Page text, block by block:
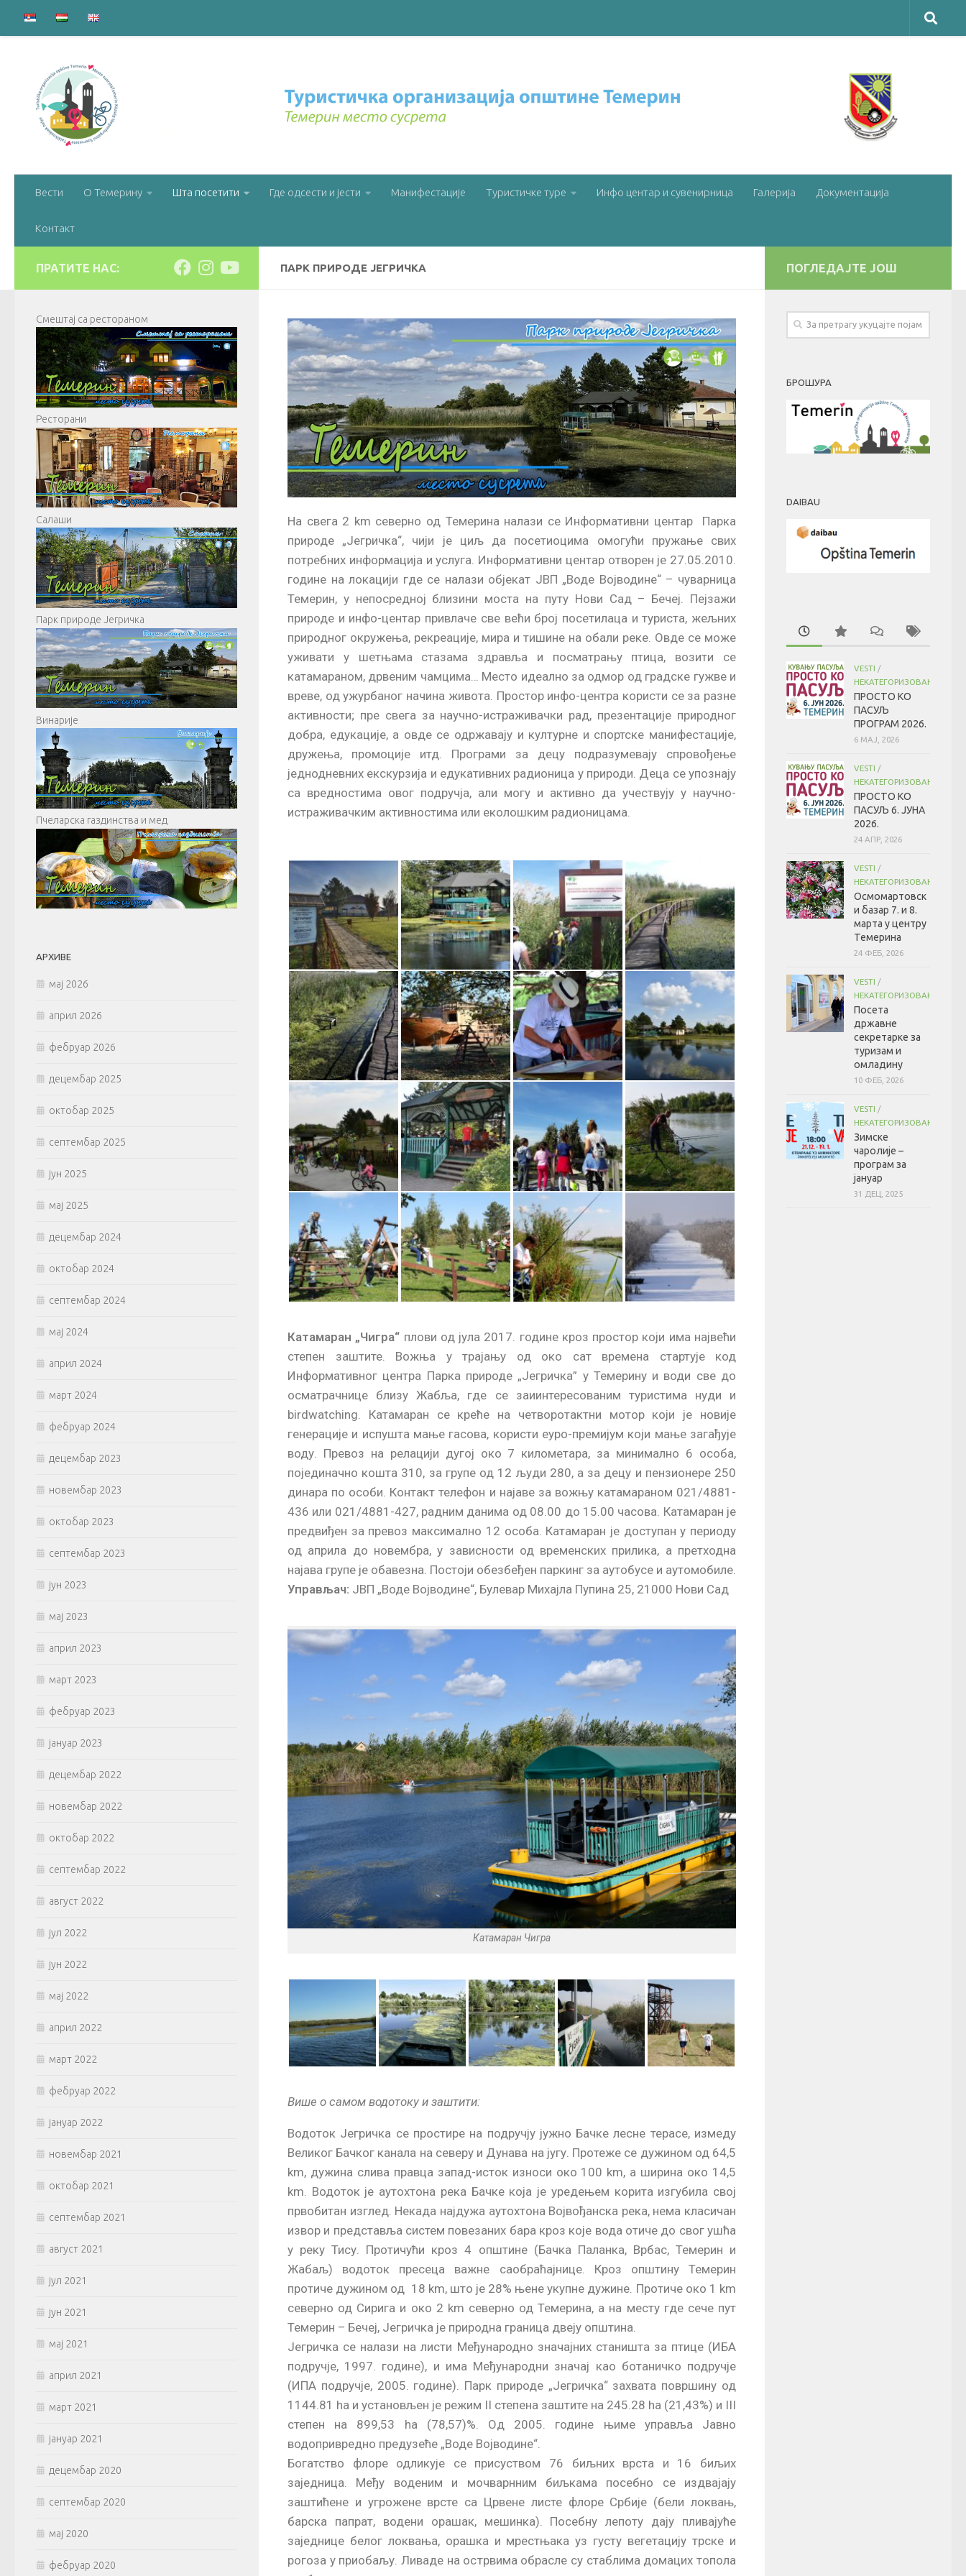
Вести О Темерину Шта посетити Где одсести и јести Манифестације Туристичке туре Инфо центар и сувенирница Галерија Документација
Контакт
ПАРК ПРИРОДЕ ЈЕГРИЧКА
На свега 2 km северно од Темерина налази се Информативни центар Парка
природе „Јегричка“, чији је циљ да посетиоцима омогући пружање свих
потребних информација и услуга. Информативни центар отворен је 27.05.2010.
године на локацији где се налази објекат ЈВП „Воде Војводине“ – чуварница
Темерин, у непосредној близини моста на путу Нови Сад – Бечеј. Пејзажи
природе и инфо-центар привлаче све већи број посетилаца и туриста, жељних
природног окружења, рекреације, мира и тишине на обали реке. Овде се може
уживати у шетњама стазама здравља и посматрању птица, возити се
катамараном, дрвеним чамцима… Место идеално за одмор од градске гужве и
вреве, од ужурбаног начина живота. Простор инфо-центра користи се за разне
активности; пре свега за научно-истраживачки рад, презентације природног
добра, едукације, а овде се одржавају и културне и спортске манифестације,
дружења, промоције итд. Програми за децу подразумевају спровођење
једнодневних екскурзија и едукативних радионица у природи. Деца се упознају
са вредностима овог подручја, али могу и активно да учествују у научно-
истраживачким активностима или еколошким радионицама.
Инфо центар ПП Јегричка Инфо центар ПП Јегричка Пешачење Стазом здравља Пешачење Стазом здравља
Инфо центар ПП Јегричка Инфо центар ПП Јегричка Инфо центар ПП Јегричка
Инфо центар ПП Јегричка
Катамаран „Чигра“ плови од јула 2017. године кроз простор који има највећи
степен заштите. Вожња у трајању од око сат времена стартује код
Информативног центра Парка природе „Јегричка” у Темерину и води све до
осматрачнице близу Жабља, где се заиинтересованим туристима нуди и
birdwatching . Катамаран се креће на четворотактни мотор који је новије
генерације и испушта мање гасова, користи еуро-премијум који мање загађује
воду. Превоз на релацији дугој око 7 километара, за минимално 6 особа,
појединачно кошта 310, за групе од 12 људи 280, а за децу и пензионере 250
динара по особи. Контакт телефон и најаве за вожњу катамараном 021/4881-
436 или 021/4881-427, радним данима од 08.00 до 15.00 часова. Катамаран је
предвиђен за превоз максимално 12 особа. Катамаран је доступан у периоду
од априла до новембра, у зависности од временских прилика, а претходна
најава групе је обавезна. Постоји обезбеђен паркинг за аутобусе и аутомобиле.
Управљач: ЈВП „Воде Војводине“, Булевар Михајла Пупина 25, 21000 Нови Сад
Катамаран Чигра
Више о самом водотоку и заштити:
Водоток Јегричка се простире на подручју јужно Бачке лесне терасе, измеду
Великог Бачког канала на северу и Дунава на југу. Протеже се дужином од 64,5
km, дужина слива правца запад-исток износи око 100 km, а ширина око 14,5
km. Водоток је аутохтона река Бачке која је уредењем корита изгубила свој
првобитан изглед. Некада најдужа аутохтона Војвођанска река, нема класичан
извор и представља систем повезаних бара кроз које вода отиче до свог ушћа
у реку Тису. Протичући кроз 4 општине (Бачка Паланка, Врбас, Темерин и
Жабаљ) водоток пресеца важне саобраћајнице. Кроз општину Темерин
протиче дужином од 18 km, што је 28% њене укупне дужине. Протиче око 1 km
северно од Сирига и око 2 km северно од Темерина, а на месту где сече пут
Темерин – Бечеј, Јегричка је природна граница двеју општина.
Јегричка се налази на листи Међународно значајних станишта за птице (ИБА
подручје, 1997. године), и има Међународни значај као ботаничко подручје
(ИПА подручје, 2005. године). Парк природе „Јегричка“ захвата површину од
1144.81 ha и установљен је режим II степена заштите на 245.28 ha (21,43%) и III
степен на 899,53 ha (78,57)%. Од 2005. године њиме управља Јавно
водопривредно предузеће „Воде Војводине“.
Богатство флоре одликује се присуством 76 биљних врста и 16 биљих
заједница. Међу воденим и мочварнним биљкама посебно се издвајају
заштићене и угрожене врсте са Црвене листе флоре Србије (бели локвањ,
барска папрат, водени орашак, мешинка). Посебну лепоту дају пливајуће
заједнице белог локвања, орашка и мрестњака уз густу вегетацију трске и
рогоза у приобаљу. Ливаде на острвима обрасле су стаблима домацих топола
ПРАТИТЕ НАС:
Смештај са рестораном
Ресторани
Салаши
Парк природе Јегричка
Винарије
Пчеларска газдинства и мед
АРХИВЕ
мај 2026
април 2026
фебруар 2026
децембар 2025
октобар 2025
септембар 2025
јун 2025
мај 2025
децембар 2024
октобар 2024
септембар 2024
мај 2024
април 2024
март 2024
фебруар 2024
децембар 2023
новембар 2023
октобар 2023
септембар 2023
јун 2023
мај 2023
април 2023
март 2023
фебруар 2023
јануар 2023
децембар 2022
новембар 2022
октобар 2022
септембар 2022
август 2022
јул 2022
јун 2022
мај 2022
април 2022
март 2022
фебруар 2022
јануар 2022
новембар 2021
октобар 2021
септембар 2021
август 2021
јул 2021
јун 2021
мај 2021
април 2021
март 2021
јануар 2021
децембар 2020
септембар 2020
мај 2020
фебруар 2020
ПОГЛЕДАЈТЕ ЈОШ
БРОШУРА
DAIBAU
VESTI /
НЕКАТЕГОРИЗОВАНО
ПРОСТО КО
ПАСУЉ
ПРОГРАМ 2026.
6 МАЈ, 2026
VESTI /
НЕКАТЕГОРИЗОВАНО
ПРОСТО КО
ПАСУЉ 6. ЈУНА
2026.
24 АПР, 2026
VESTI /
НЕКАТЕГОРИЗОВАНО
Осмомартовск
и базар 7. и 8.
марта у центру
Темерина
24 ФЕБ, 2026
VESTI /
НЕКАТЕГОРИЗОВАНО
Посета
државне
секретарке за
туризам и
омладину
10 ФЕБ, 2026
VESTI /
НЕКАТЕГОРИЗОВАНО
Зимске
чаролије –
програм за
јануар
31 ДЕЦ, 2025